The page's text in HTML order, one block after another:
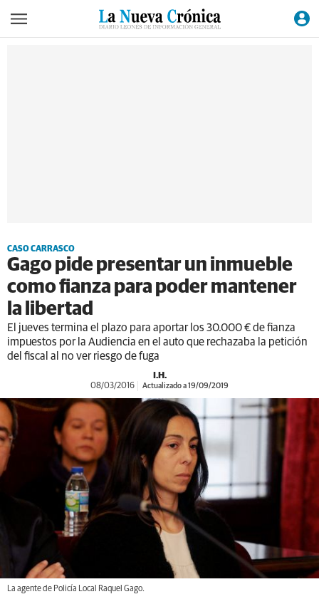
CASO CARRASCO
Gago pide presentar un inmueble
como fianza para poder mantener
la libertad
El jueves termina el plazo para aportar los 30.000 € de fianza
impuestos por la Audiencia en el auto que rechazaba la petición
del fiscal al no ver riesgo de fuga
I.H.
08/03/2016 Actualizado a 19/09/2019
La agente de Policía Local Raquel Gago.